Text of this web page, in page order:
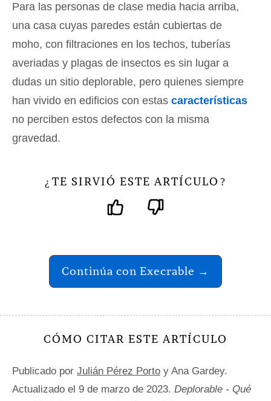
Para las personas de clase media hacia arriba,
una casa cuyas paredes están cubiertas de
moho, con filtraciones en los techos, tuberías
averiadas y plagas de insectos es sin lugar a
dudas un sitio deplorable, pero quienes siempre
han vivido en edificios con estas características
no perciben estos defectos con la misma
gravedad.
¿ TE SIRVIÓ ESTE ARTÍCULO ?
Continúa con Execrable →
CÓMO CITAR ESTE ARTÍCULO
Publicado por Julián Pérez Porto y Ana Gardey.
Actualizado el 9 de marzo de 2023. Deplorable - Qué